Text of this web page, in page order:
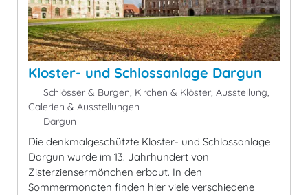
Kloster- und Schlossanlage Dargun
Schlösser & Burgen, Kirchen & Klöster, Ausstellung,
Galerien & Ausstellungen
Dargun
Die denkmalgeschützte Kloster- und Schlossanlage
Dargun wurde im 13. Jahrhundert von
Zisterziensermönchen erbaut. In den
Sommermonaten finden hier viele verschiedene